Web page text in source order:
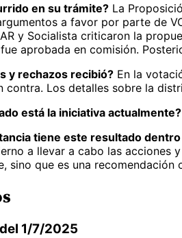
en su trámite? La
a favor por parte de
y Socialista criticaron la
aprobada en comisión.
y rechazos recibió? En la
contra. Los detalles sobre la
está la iniciativa actualmente?
tiene este resultado
a llevar a cabo las acciones
sino que es una recomendación
1/7/2025